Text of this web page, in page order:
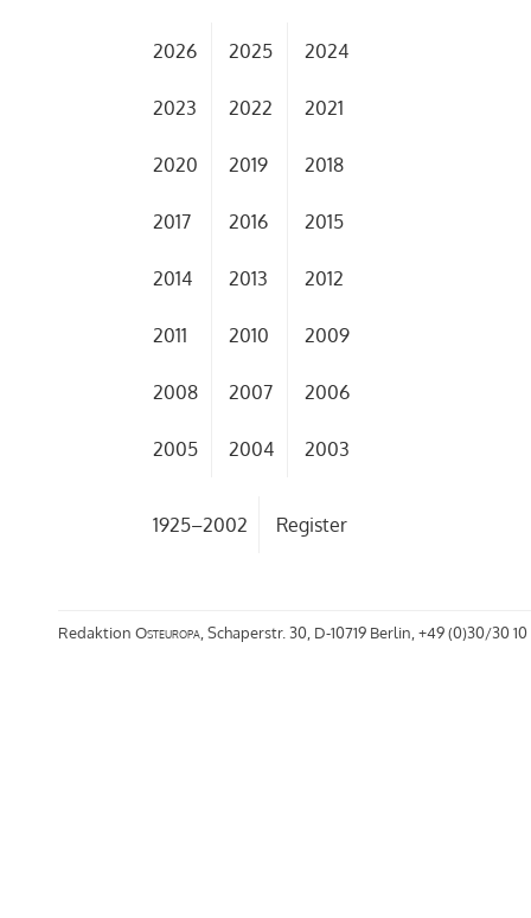
2026 2025 2024
2023 2022 2021
2020 2019 2018
2017 2016 2015
2014 2013 2012
2011 2010 2009
2008 2007 2006
2005 2004 2003
1925–2002 Register
Redaktion Osteuropa, Schaperstr. 30, D-10719 Berlin, +49 (0)30/30